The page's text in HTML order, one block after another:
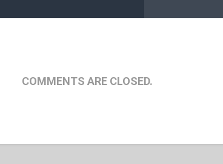
COMMENTS ARE CLOSED.